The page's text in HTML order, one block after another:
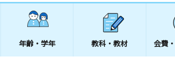
年齢・学年 教科・教材 会費・